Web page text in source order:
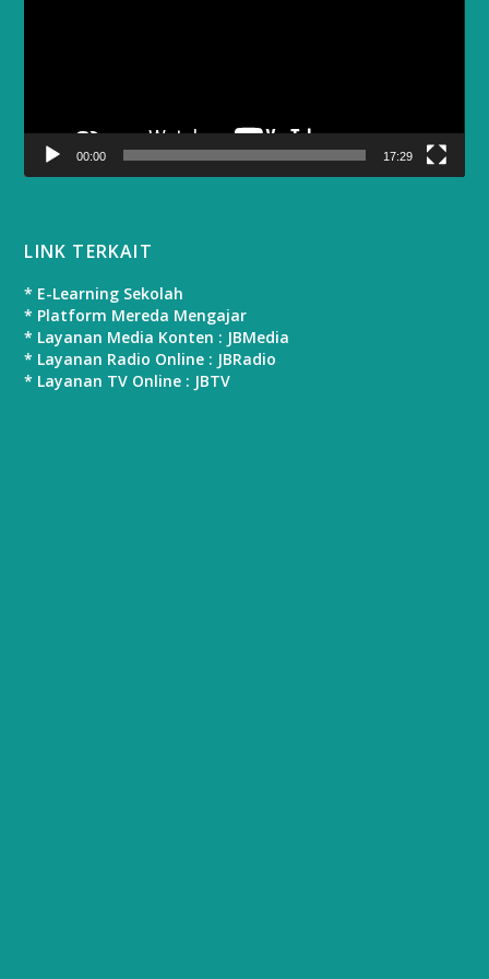
00:00 17:29
LINK TERKAIT
* E-Learning Sekolah
* Platform Mereda Mengajar
* Layanan Media Konten : JBMedia
* Layanan Radio Online : JBRadio
* Layanan TV Online : JBTV